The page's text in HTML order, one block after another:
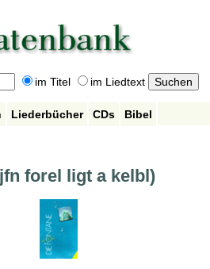
im Titel im Liedtext
Liederbücher CDs
Bibel
forel ligt a kelbl)